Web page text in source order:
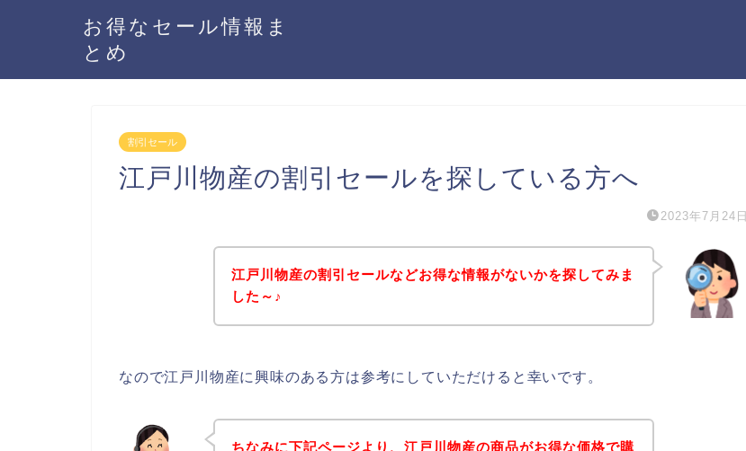
お得なセール情報ま
とめ
割引セール
江戸川物産の割引セールを探している方へ
2023年7月24日
江戸川物産の割引セールなどお得な情報がないかを探してみま
した～♪
なので江戸川物産に興味のある方は参考にしていただけると幸いです。
ちなみに下記ページより、江戸川物産の商品がお得な価格で購